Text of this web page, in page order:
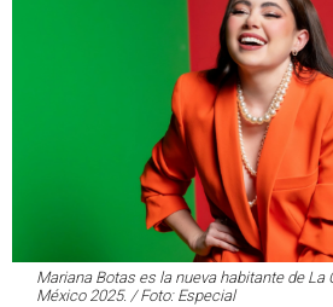
Mariana Botas es la nueva habitante de La
México 2025. / Foto: Especial